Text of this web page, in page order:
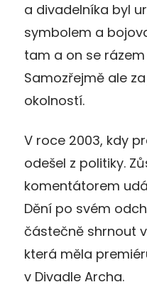
a divadelníka byl
symbolem a
tam a on se
Samozřejmě ale
okolností.
V roce 2003, kdy
odešel z politiky.
komentátorem
Dění po svém
částečně shrnout
která měla
v Divadle Archa.